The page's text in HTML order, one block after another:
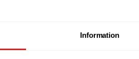
Information